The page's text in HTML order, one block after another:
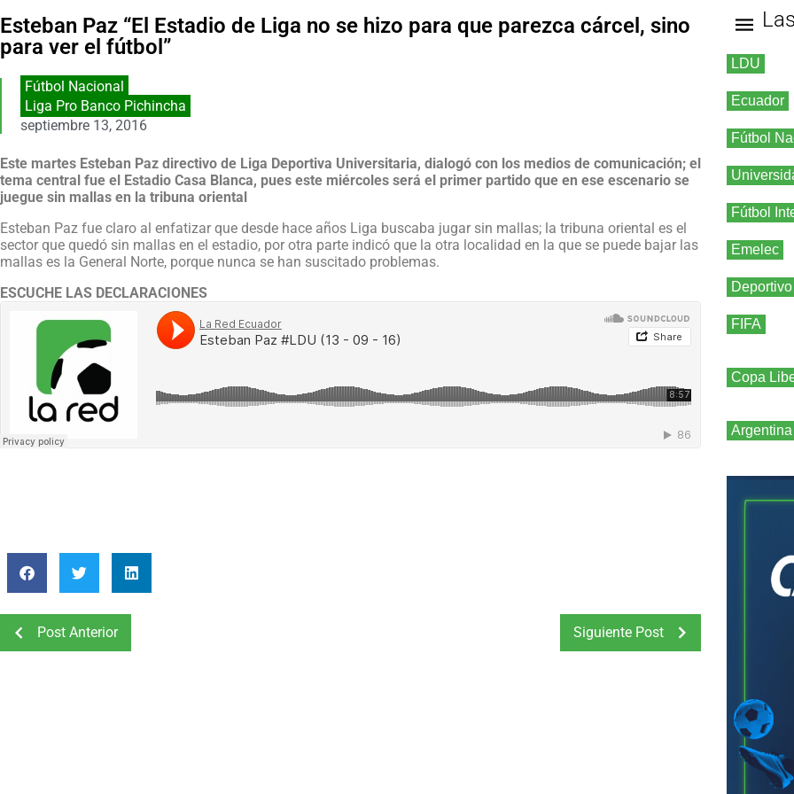
Esteban Paz “El Estadio de Liga no se hizo para que parezca cárcel, sino
para ver el fútbol”
Fútbol Nacional
Liga Pro Banco Pichincha
septiembre 13, 2016
Este martes Esteban Paz directivo de Liga Deportiva Universitaria, dialogó con los medios de comunicación; el
tema central fue el Estadio Casa Blanca, pues este miércoles será el primer partido que en ese escenario se
juegue sin mallas en la tribuna oriental
Esteban Paz fue claro al enfatizar que desde hace años Liga buscaba jugar sin mallas; la tribuna oriental es el
sector que quedó sin mallas en el estadio, por otra parte indicó que la otra localidad en la que se puede bajar las
mallas es la General Norte, porque nunca se han suscitado problemas.
ESCUCHE LAS DECLARACIONES
Post Anterior Siguiente Post
LDU
Ecuador
Fútbol
Fútbol
Emelec
FIFA
Copa
Argentina